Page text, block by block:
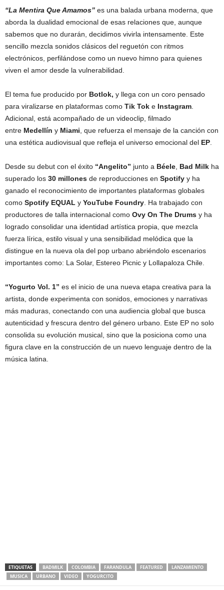
“La Mentira Que Amamos” es una balada urbana moderna, que
aborda la dualidad emocional de esas relaciones que, aunque
sabemos que no durarán, decidimos vivirla intensamente. Este
sencillo mezcla sonidos clásicos del reguetón con ritmos
electrónicos, perfilándose como un nuevo himno para quienes
viven el amor desde la vulnerabilidad.
El tema fue producido por Botlok, y llega con un coro pensado
para viralizarse en plataformas como Tik Tok e Instagram
Adicional, está acompañado de un videoclip, filmado
entre Medellín y Miami , que refuerza el mensaje de la canción con
una estética audiovisual que refleja el universo emocional del EP
Desde su debut con el éxito “Angelito” junto a Béele Bad Milk ha
superado los 30 millones de reproducciones en Spotify y ha
ganado el reconocimiento de importantes plataformas globales
como Spotify EQUAL y YouTube Foundry . Ha trabajado con
productores de talla internacional como Ovy On The Drums y ha
logrado consolidar una identidad artística propia, que mezcla
fuerza lírica, estilo visual y una sensibilidad melódica que la
distingue en la nueva ola del pop urbano abriéndolo escenarios
importantes como: La Solar, Estereo Picnic y Lollapaloza Chile.
“Yogurto Vol. 1” es el inicio de una nueva etapa creativa para la
artista, donde experimenta con sonidos, emociones y narrativas
más maduras, conectando con una audiencia global que busca
autenticidad y frescura dentro del género urbano. Este EP no solo
consolida su evolución musical, sino que la posiciona como una
figura clave en la construcción de un nuevo lenguaje dentro de la
música latina.
ETIQUETAS BADMILK COLOMBIA FARANDULA FEATURED
LANZAMIENTO
MUSICA
URBANO VIDEO YOGURCITO